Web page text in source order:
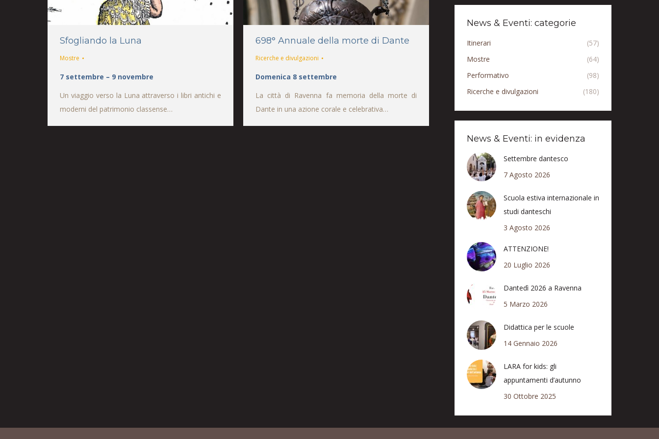
Sfogliando la Luna
Mostre
7 settembre – 9 novembre
Un viaggio verso la Luna attraverso i libri antichi e
moderni del patrimonio classense…
698° Annuale della morte di Dante
Ricerche e divulgazioni
Domenica 8 settembre
La città di Ravenna fa memoria della morte di
Dante in una azione corale e celebrativa…
News & Eventi: categorie
Itinerari
(57)
Mostre
(64)
Performativo
(98)
Ricerche e divulgazioni
(180)
News & Eventi: in evidenza
Settembre dantesco
7 Agosto 2026
Scuola estiva internazionale in
studi danteschi
3 Agosto 2026
ATTENZIONE!
20 Luglio 2026
Dantedì 2026 a Ravenna
5 Marzo 2026
Didattica per le scuole
14 Gennaio 2026
LARA for kids: gli
appuntamenti d’autunno
30 Ottobre 2025